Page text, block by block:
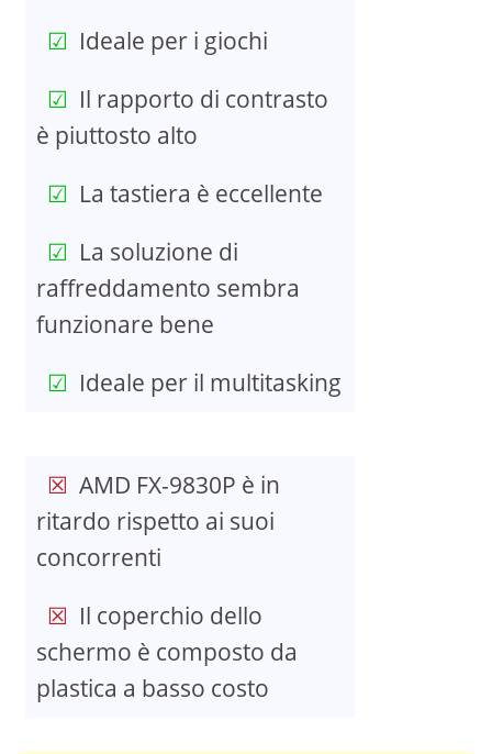
Ideale per i giochi
Il rapporto di contrasto
è piuttosto alto
La tastiera è eccellente
La soluzione di
raffreddamento sembra
funzionare bene
Ideale per il multitasking
AMD FX-9830P è in
ritardo rispetto ai suoi
concorrenti
Il coperchio dello
schermo è composto da
plastica a basso costo